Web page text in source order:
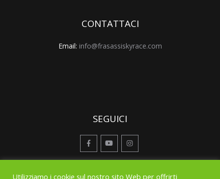
CONTATTACI
Email: info@frasassiskyrace.com
SEGUICI
Utilizziamo i cookie sul nostro sito Web per offrirti